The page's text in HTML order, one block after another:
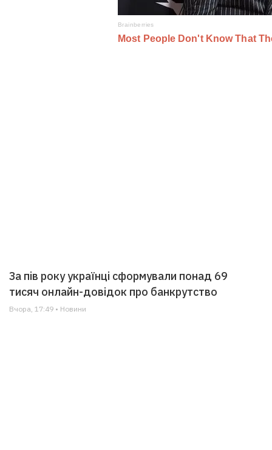
За пів року українці сформували понад 69
тисяч онлайн-довідок про банкрутство
Вчора, 17:49 • Новини